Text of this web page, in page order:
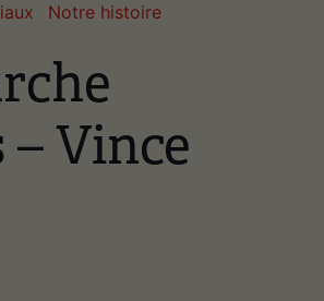
Notre histoire
Vince